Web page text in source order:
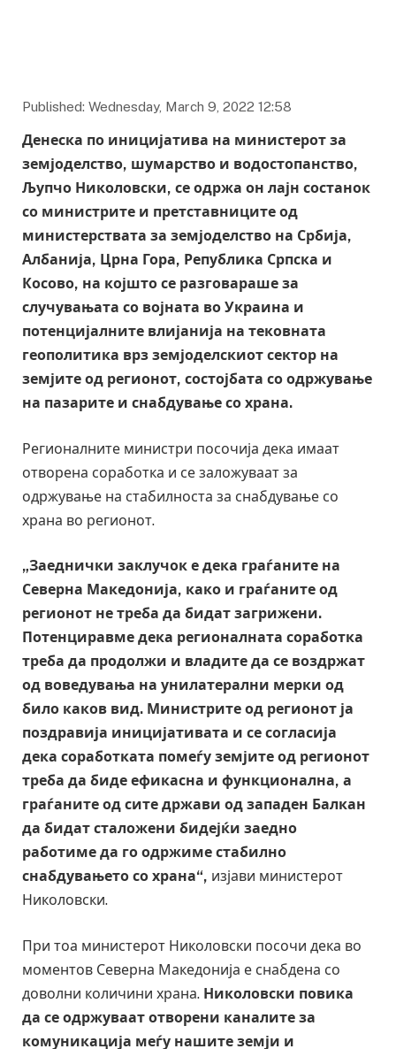
Published: Wednesday, March 9, 2022 12:58
Денеска по иницијатива на министерот за
земјоделство, шумарство и водостопанство,
Љупчо Николовски, се одржа он лајн состанок
со министрите и претставниците од
министерствата за земјоделство на Србија,
Албанија, Црна Гора, Република Српска и
Косово, на којшто се разговараше за
случувањата со војната во Украина и
потенцијалните влијанија на тековната
геополитика врз земјоделскиот сектор на
земјите од регионот, состојбата со одржување
на пазарите и снабдување со храна.
Регионалните министри посочија дека имаат
отворена соработка и се заложуваат за
одржување на стабилноста за снабдување со
храна во регионот.
„Заеднички заклучок е дека граѓаните на
Северна Македонија, како и граѓаните од
регионот не треба да бидат загрижени.
Потенциравме дека регионалната соработка
треба да продолжи и владите да се воздржат
од воведувања на унилатерални мерки од
било каков вид. Министрите од регионот ја
поздравија иницијативата и се согласија
дека соработката помеѓу земјите од регионот
треба да биде ефикасна и функционална, а
граѓаните од сите држави од западен Балкан
да бидат сталожени бидејќи заедно
работиме да го одржиме стабилно
снабдувањето со храна“, изјави министерот
Николовски.
При тоа министерот Николовски посочи дека во
моментов Северна Македонија е снабдена со
доволни количини храна. Николовски повика
да се одржуваат отворени каналите за
комуникација меѓу нашите земји и